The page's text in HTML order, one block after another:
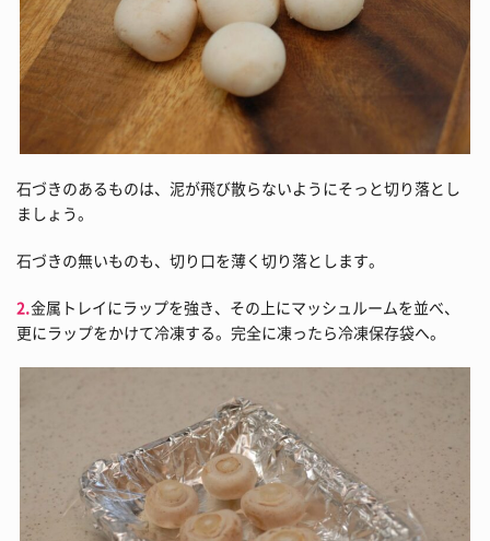
石づきのあるものは、泥が飛び散らないようにそっと切り落とし
ましょう。
石づきの無いものも、切り口を薄く切り落とします。
2.金属トレイにラップを強き、その上にマッシュルームを並べ、
更にラップをかけて冷凍する。完全に凍ったら冷凍保存袋へ。